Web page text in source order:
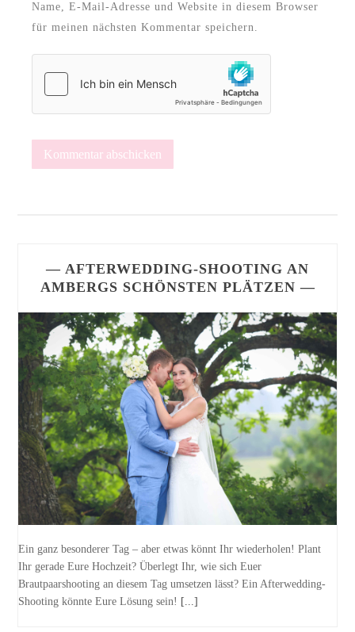
Name, E-Mail-Adresse und Website in diesem Browser
für meinen nächsten Kommentar speichern.
— AFTERWEDDING-SHOOTING AN
AMBERGS SCHÖNSTEN PLÄTZEN —
Ein ganz besonderer Tag – aber etwas könnt Ihr wiederholen! Plant
Ihr gerade Eure Hochzeit? Überlegt Ihr, wie sich Euer
Brautpaarshooting an diesem Tag umsetzen lässt? Ein Afterwedding-
Shooting könnte Eure Lösung sein! [...]